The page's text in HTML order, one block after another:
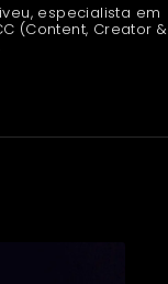
especialista em
(Content, Creator &